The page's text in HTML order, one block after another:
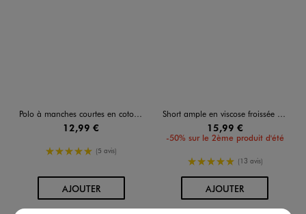
Polo à manches courtes en coton piqué femme
12,99 €
5/5 de moyenne
(5 avis)
AJOUTERAU PANIER
Short ample en viscose froissée femme
15,99 €
-50% sur le 2ème produit d'été
5/5 de moyenne
(13 avis)
AJOUTERAU PANIER